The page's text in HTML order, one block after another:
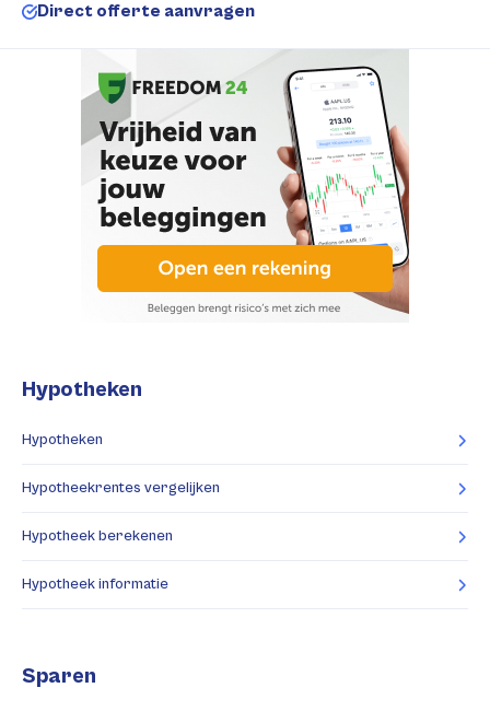
Direct offerte aanvragen
Hypotheken
Hypotheken
Hypotheekrentes vergelijken
Hypotheek berekenen
Hypotheek informatie
Sparen